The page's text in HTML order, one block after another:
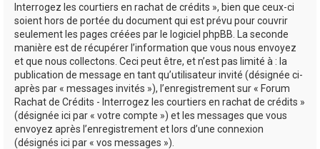
Interrogez les courtiers en rachat de crédits », bien que ceux-ci
soient hors de portée du document qui est prévu pour couvrir
seulement les pages créées par le logiciel phpBB. La seconde
manière est de récupérer l’information que vous nous envoyez
et que nous collectons. Ceci peut être, et n’est pas limité à : la
publication de message en tant qu’utilisateur invité (désignée ci-
après par « messages invités »), l’enregistrement sur « Forum
Rachat de Crédits - Interrogez les courtiers en rachat de crédits »
(désignée ici par « votre compte ») et les messages que vous
envoyez après l’enregistrement et lors d’une connexion
(désignés ici par « vos messages »).